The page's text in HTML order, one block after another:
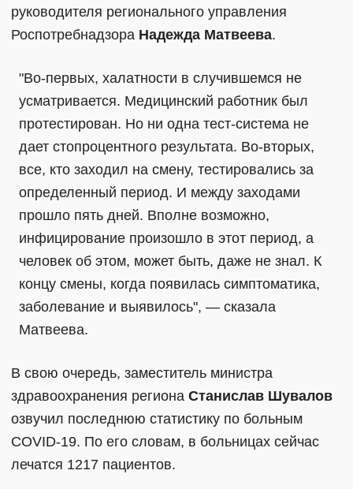
руководителя регионального управления
Роспотребнадзора Надежда Матвеева.
"Во-первых, халатности в случившемся не
усматривается. Медицинский работник был
протестирован. Но ни одна тест-система не
дает стопроцентного результата. Во-вторых,
все, кто заходил на смену, тестировались за
определенный период. И между заходами
прошло пять дней. Вполне возможно,
инфицирование произошло в этот период, а
человек об этом, может быть, даже не знал. К
концу смены, когда появилась симптоматика,
заболевание и выявилось", — сказала
Матвеева.
В свою очередь, заместитель министра
здравоохранения региона Станислав Шувалов
озвучил последнюю статистику по больным
COVID-19. По его словам, в больницах сейчас
лечатся 1217 пациентов.